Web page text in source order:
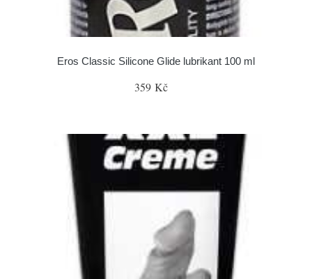
Eros Classic Silicone Glide lubrikant 100 ml
359 Kč